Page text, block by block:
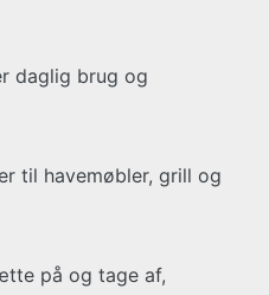
daglig brug og
til havemøbler, grill og
på og tage af,